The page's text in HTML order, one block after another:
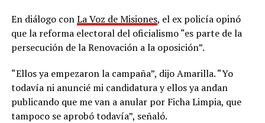
En diálogo conLa Voz de Misiones, el ex policía opinó
que la reforma electoral del oficialismo “es parte de la
persecución de la Renovación a la oposición”.
“Ellos ya empezaron la campaña”, dijo Amarilla. “Yo
todavía ni anuncié mi candidatura y ellos ya andan
publicando que me van a anular por Ficha Limpia, que
tampoco se aprobó todavía”, señaló.